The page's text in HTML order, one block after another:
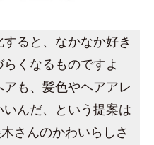
ると、なかなか好き
くなるものですよ
も、髪色やヘアアレ
んだ、という提案は
さんのかわいらしさ